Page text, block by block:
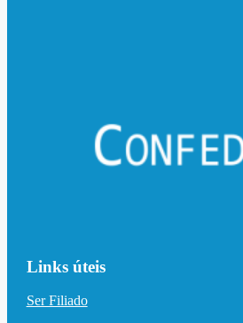
Links úteis
Ser Filiado